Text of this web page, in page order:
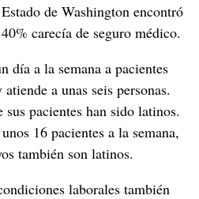
de Washington encontró
carecía de seguro médico.
día a la semana a pacientes
a unas seis personas.
pacientes han sido latinos.
16 pacientes a la semana,
también son latinos.
laborales también